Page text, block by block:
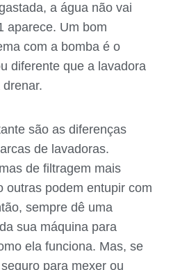
a água não vai
aparece. Um bom
com a bomba é o
diferente que a lavadora
são as diferenças
de lavadoras.
de filtragem mais
outras podem entupir com
sempre dê uma
sua máquina para
ela funciona. Mas, se
para mexer ou